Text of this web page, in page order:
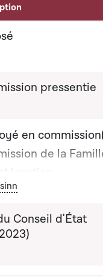
pressentie
en
de la
prévisionnelle du
: 04-07-
graphique
Conseil d'État